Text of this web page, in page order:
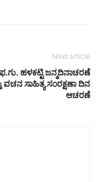
Next article
ಹಳಕಟ್ಟಿ ಜನ್ಮದಿನಾಚರಣೆ
ವಚನ ಸಾಹಿತ್ಯ ಸಂರಕ್ಷಣಾ ದಿನ
ಆಚರಣೆ